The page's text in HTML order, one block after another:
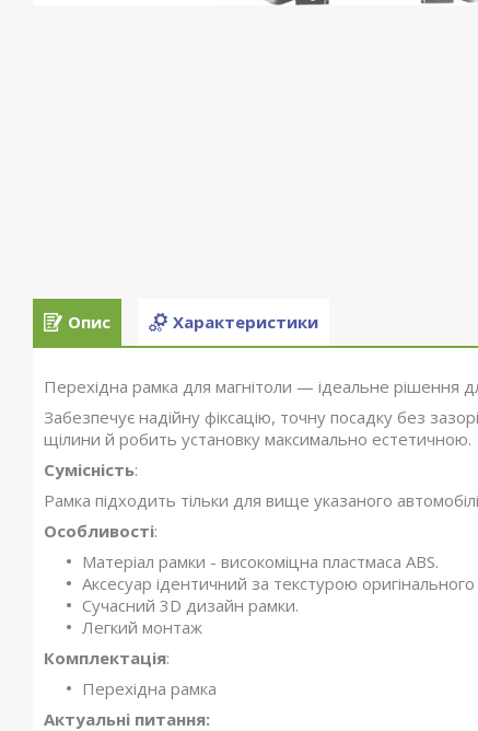
Опис Характеристики
Перехідна рамка для магнітоли — ідеальне рішення
Забезпечує надійну фіксацію, точну посадку без
щілини й робить установку максимально естетичною.
Сумісність:
Рамка підходить тільки для вище указаного
Особливості:
Матеріал рамки - високоміцна пластмаса ABS.
Аксесуар ідентичний за текстурою оригінального
Сучасний 3D дизайн рамки.
Легкий монтаж
Комплектація:
Перехідна рамка
Актуальні питання: